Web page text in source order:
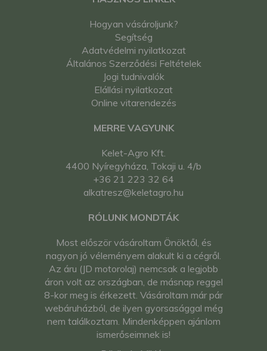
Hogyan vásároljunk?
Segítség
Adatvédelmi nyilatkozat
Általános Szerződési Feltételek
Jogi tudnivalók
Elállási nyilatkozat
Online vitarendezés
MERRE VAGYUNK
Kelet-Agro Kft.
4400 Nyíregyháza, Tokaji u. 4/b
+36 21 223 32 64
alkatresz@keletagro.hu
RÓLUNK MONDTÁK
Most először vásároltam Önöktől, és
nagyon jó véleményem alakult ki a cégről.
Az áru (JD motorolaj) nemcsak a legjobb
áron volt az országban, de másnap reggel
8-kor meg is érkezett. Vásároltam már pár
webáruházból, de ilyen gyorsasággal még
nem találkoztam. Mindenképpen ajánlom
ismerőseimnek is!